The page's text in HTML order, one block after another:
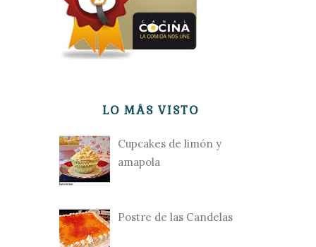
LO MÁS VISTO
Cupcakes de limón y
amapola
Postre de las Candelas